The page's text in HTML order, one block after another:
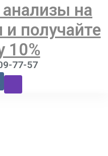
на
и получайте
10%
77-57